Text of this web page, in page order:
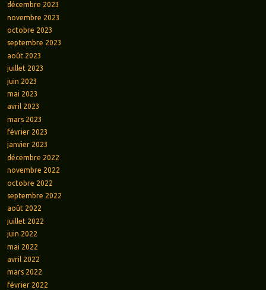
décembre 2023
novembre 2023
octobre 2023
septembre 2023
août 2023
juillet 2023
juin 2023
mai 2023
avril 2023
mars 2023
février 2023
janvier 2023
décembre 2022
novembre 2022
octobre 2022
septembre 2022
août 2022
juillet 2022
juin 2022
mai 2022
avril 2022
mars 2022
février 2022